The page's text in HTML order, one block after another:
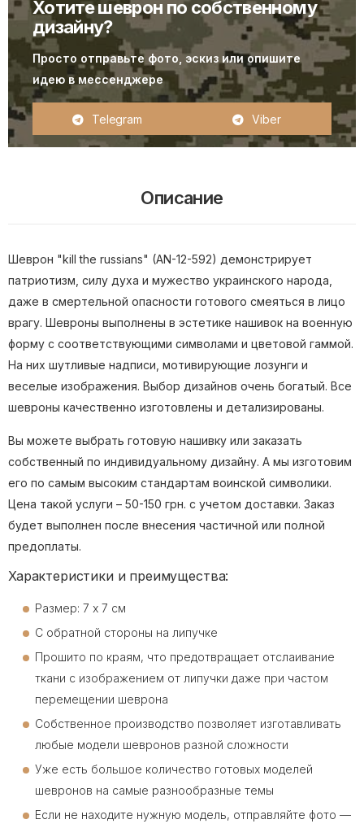
Хотите шеврон по собственному
дизайну?
Просто отправьте фото, эскиз или опишите
идею в мессенджере
Telegram Viber
Описание
Шеврон "kill the russians" (AN-12-592) демонстрирует
патриотизм, силу духа и мужество украинского народа,
даже в смертельной опасности готового смеяться в лицо
врагу. Шевроны выполнены в эстетике нашивок на военную
форму с соответствующими символами и цветовой гаммой.
На них шутливые надписи, мотивирующие лозунги и
веселые изображения. Выбор дизайнов очень богатый. Все
шевроны качественно изготовлены и детализированы.
Вы можете выбрать готовую нашивку или заказать
собственный по индивидуальному дизайну. А мы изготовим
его по самым высоким стандартам воинской символики.
Цена такой услуги – 50-150 грн. с учетом доставки. Заказ
будет выполнен после внесения частичной или полной
предоплаты.
Характеристики и преимущества:
Размер: 7 х 7 см
С обратной стороны на липучке
Прошито по краям, что предотвращает отслаивание
ткани с изображением от липучки даже при частом
перемещении шеврона
Собственное производство позволяет изготавливать
любые модели шевронов разной сложности
Уже есть большое количество готовых моделей
шевронов на самые разнообразные темы
Если не находите нужную модель, отправляйте фото —